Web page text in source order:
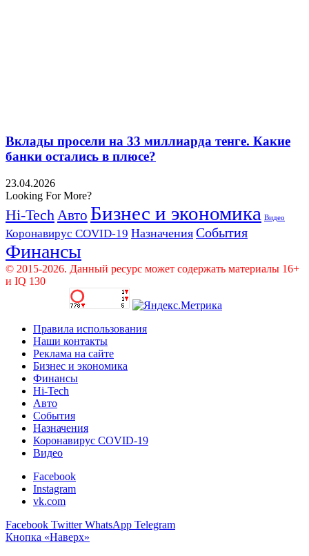
Вклады просели на 33 миллиарда тенге. Какие
банки остались в плюсе?
23.04.2026
Looking For More?
Hi-Tech Авто Бизнес и экономика Видео
Коронавирус COVID-19 Назначения События
Финансы
© 2015-2026. Данный ресурс может содержать материалы 16+
и IQ 130
Правила использования
Наши контакты
Реклама на сайте
Бизнес и экономика
Финансы
Hi-Tech
Авто
События
Назначения
Коронавирус COVID-19
Видео
Facebook
Instagram
vk.com
Facebook Twitter WhatsApp Telegram
Кнопка «Наверх»